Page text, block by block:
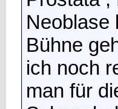
Neoblase
Bühne
ich noch
man für